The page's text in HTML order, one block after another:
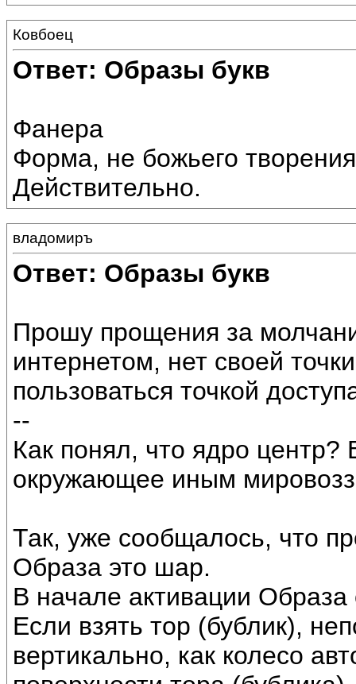
Ковбоец
Ответ: Образы букв
Фанера
Форма, не божьего
Действительно.
владомиръ
Ответ: Образы букв
Прошу прощения за
интернетом, нет своей
пользоваться точкой
--
Как понял, что ядро
окружающее иным
Так, уже сообщалось, что
Образа это шар.
В начале активации
Если взять тор (бублик),
вертикально, как колесо